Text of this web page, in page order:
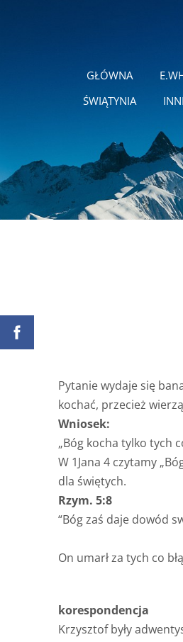
GŁÓWNA
ŚWIĄTYNIA
Pytanie wydaje się
kochać, przecież
Wniosek:
„Bóg kocha tylko tych
W 1Jana 4 czytamy
dla świętych.
Rzym. 5:8
“Bóg zaś daje dowód
On umarł za tych co
korespondencja
Krzysztof były